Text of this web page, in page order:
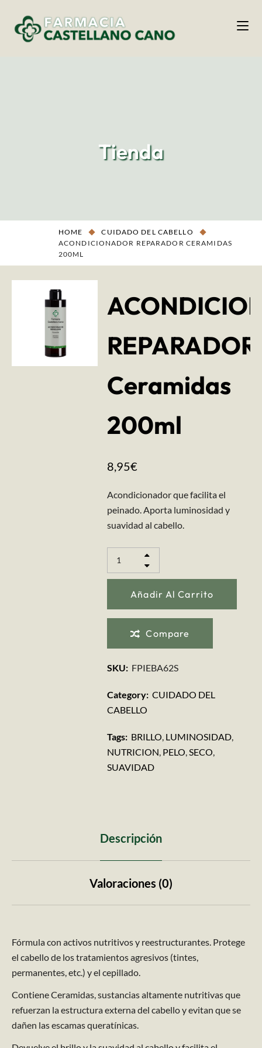
Tienda
HOME
CUIDADO DEL CABELLO
ACONDICIONADOR REPARADOR CERAMIDAS
200ML
REPARADOR
Ceramidas
200ml
8,95€
​Acondicionador que facilita el
peinado. Aporta luminosidad y
suavidad al cabello.
Añadir Al Carrito
Compare
SKU: FPIEBA62S
Category: CUIDADO DEL
CABELLO
Tags: BRILLO, LUMINOSIDAD,
NUTRICION, PELO,SECO,
SUAVIDAD
Descripción
Valoraciones (0)
​Fórmula con activos nutritivos y reestructurantes. Protege
el cabello de los tratamientos agresivos (tintes,
permanentes, etc.) y el cepillado.
Contiene Ceramidas, sustancias altamente nutritivas que
refuerzan la estructura externa del cabello y evitan que se
dañen las escamas queratínicas.